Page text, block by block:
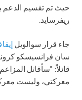
حيث تم تقسيم الدعم
ريفرسايد.
جاء قرار سوالويل
قائلاً: “سأقاتل
معركتي، وليست